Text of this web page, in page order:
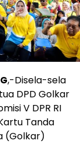
,-Disela-sela
DPD Golkar
V DPR RI
Tanda
(Golkar)